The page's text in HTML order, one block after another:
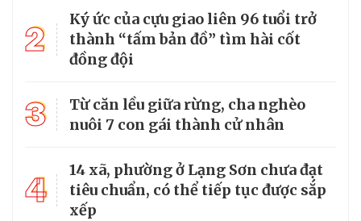
2
Ký ức của cựu giao liên 96 tuổi trở
thành “tấm bản đồ” tìm hài cốt
đồng đội
3
Từ căn lều giữa rừng, cha nghèo
nuôi 7 con gái thành cử nhân
4
14 xã, phường ở Lạng Sơn chưa đạt
tiêu chuẩn, có thể tiếp tục được sắp
xếp